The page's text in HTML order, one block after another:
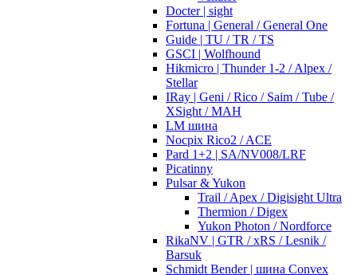
Docter | sight
Fortuna | General / General One
Guide | TU / TR / TS
GSCI | Wolfhound
Hikmicro | Thunder 1-2 / Alpex /
Stellar
IRay | Geni / Rico / Saim / Tube /
XSight / MAH
LM шина
Nocpix Rico2 / ACE
Pard 1+2 | SA/NV008/LRF
Picatinny
Pulsar & Yukon
Trail / Apex / Digisight Ultra
Thermion / Digex
Yukon Photon / Nordforce
RikaNV | GTR / xRS / Lesnik /
Barsuk
Schmidt Bender | шина Convex